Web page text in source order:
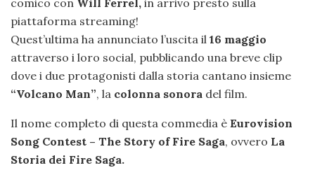
comico con Will Ferrel, in arrivo presto sulla
piattaforma streaming!
Quest’ultima ha annunciato l’uscita il 16 maggio
attraverso i loro social, pubblicando una breve clip
dove i due protagonisti dalla storia cantano insieme
“Volcano Man”, la colonna sonora del film.
Il nome completo di questa commedia è Eurovision
Song Contest – The Story of Fire Saga, ovvero La
Storia dei Fire Saga.